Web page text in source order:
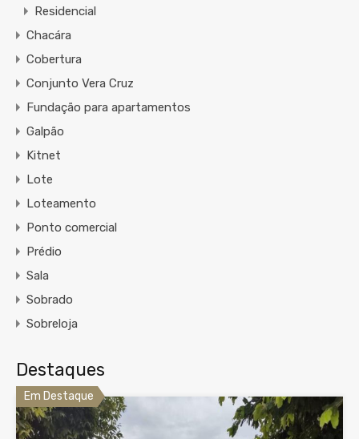
Residencial
Chacára
Cobertura
Conjunto Vera Cruz
Fundação para apartamentos
Galpão
Kitnet
Lote
Loteamento
Ponto comercial
Prédio
Sala
Sobrado
Sobreloja
Destaques
Em Destaque